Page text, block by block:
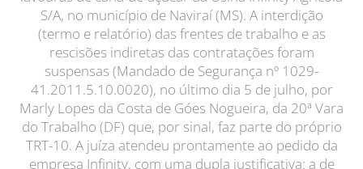
S/A, no município de Naviraí (MS). A interdição
(termo e relatório) das frentes de trabalho e as
rescisões indiretas das contratações foram
suspensas (Mandado de Segurança nº 1029-
41.2011.5.10.0020), no último dia 5 de julho, por
Marly Lopes da Costa de Góes Nogueira, da 20ª Vara
do Trabalho (DF) que, por sinal, faz parte do próprio
TRT-10. A juíza atendeu prontamente ao pedido da
empresa Infinity, com uma dupla justificativa: a de